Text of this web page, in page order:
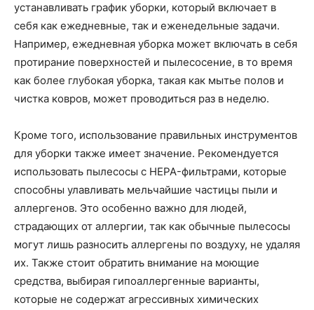
устанавливать график уборки, который включает в
себя как ежедневные, так и еженедельные задачи.
Например, ежедневная уборка может включать в себя
протирание поверхностей и пылесосение, в то время
как более глубокая уборка, такая как мытье полов и
чистка ковров, может проводиться раз в неделю.
Кроме того, использование правильных инструментов
для уборки также имеет значение. Рекомендуется
использовать пылесосы с HEPA-фильтрами, которые
способны улавливать мельчайшие частицы пыли и
аллергенов. Это особенно важно для людей,
страдающих от аллергии, так как обычные пылесосы
могут лишь разносить аллергены по воздуху, не удаляя
их. Также стоит обратить внимание на моющие
средства, выбирая гипоаллергенные варианты,
которые не содержат агрессивных химических